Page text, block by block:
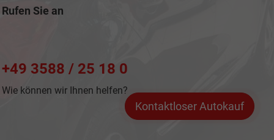
Kontaktloser Autokauf
Rufen Sie an
+49 3588 / 25 18 0
Wie können wir Ihnen helfen?